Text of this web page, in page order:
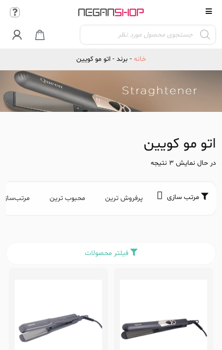
Products
search

خانه - برند -اتو مو کویین
اتو مو کویین
در حال نمایش 3 نتیجه
مرتب سازی پرفروش ترین محبوب ترین
فیلتر محصولات